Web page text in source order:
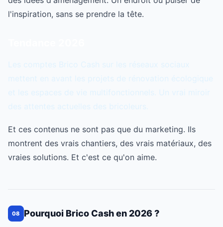
l'inspiration, sans se prendre la tête.
Les comptes Brico Cash sur les réseaux sociaux
mettent en avant les projets de rénovation écologique
et les espaces de vie multifonctionnels. Un vrai miroir
des attentes actuelles des bricoleurs.
Et ces contenus ne sont pas que du marketing. Ils
montrent des vrais chantiers, des vrais matériaux, des
vraies solutions. Et c'est ce qu'on aime.
08 Pourquoi Brico Cash en 2026 ?